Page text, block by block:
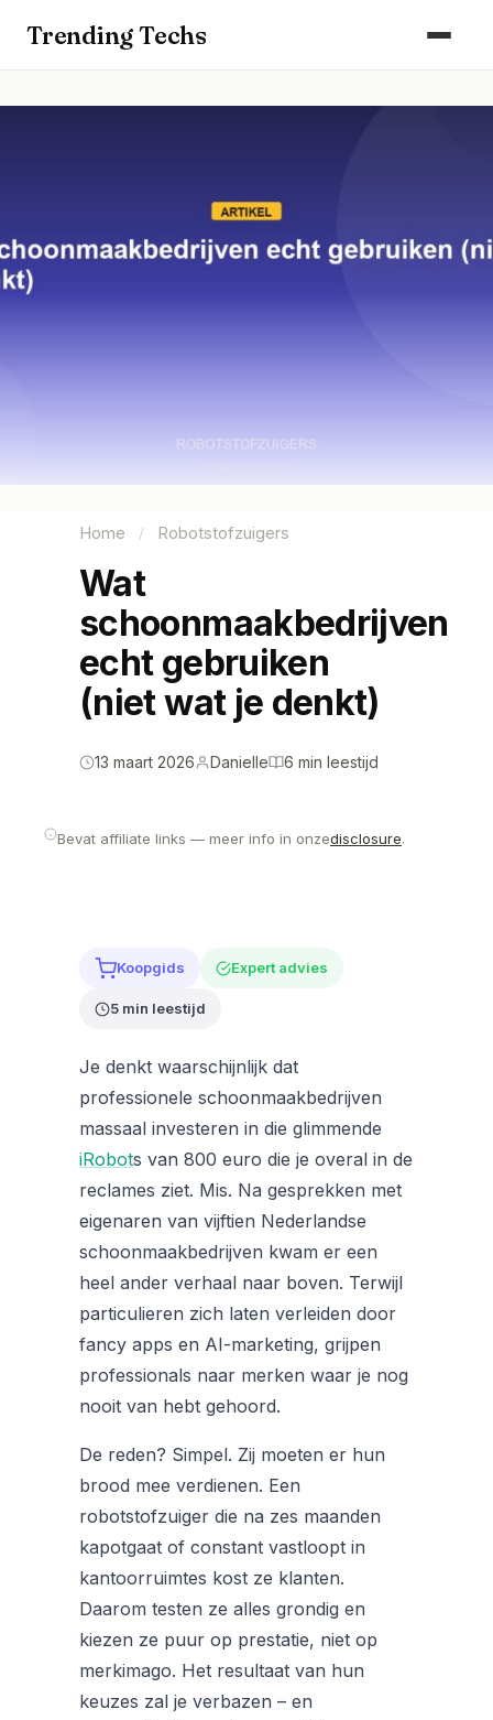
Trending Techs
Keuken & Huishouden
Smart Home & Beveiliging
Kantoor & Werkplek
Home / Robotstofzuigers
Wat
schoonmaakbedrijven
echt gebruiken
(niet wat je denkt)
13 maart 2026 Danielle 6 min leestijd
Bevat affiliate links — meer info in onzedisclosure.
Koopgids Expert advies
5 min leestijd
Je denkt waarschijnlijk dat
professionele schoonmaakbedrijven
massaal investeren in die glimmende
iRobots van 800 euro die je overal in de
reclames ziet. Mis. Na gesprekken met
eigenaren van vijftien Nederlandse
schoonmaakbedrijven kwam er een
heel ander verhaal naar boven. Terwijl
particulieren zich laten verleiden door
fancy apps en AI-marketing, grijpen
professionals naar merken waar je nog
nooit van hebt gehoord.
De reden? Simpel. Zij moeten er hun
brood mee verdienen. Een
robotstofzuiger die na zes maanden
kapotgaat of constant vastloopt in
kantoorruimtes kost ze klanten.
Daarom testen ze alles grondig en
kiezen ze puur op prestatie, niet op
merkimago. Het resultaat van hun
keuzes zal je verbazen – en